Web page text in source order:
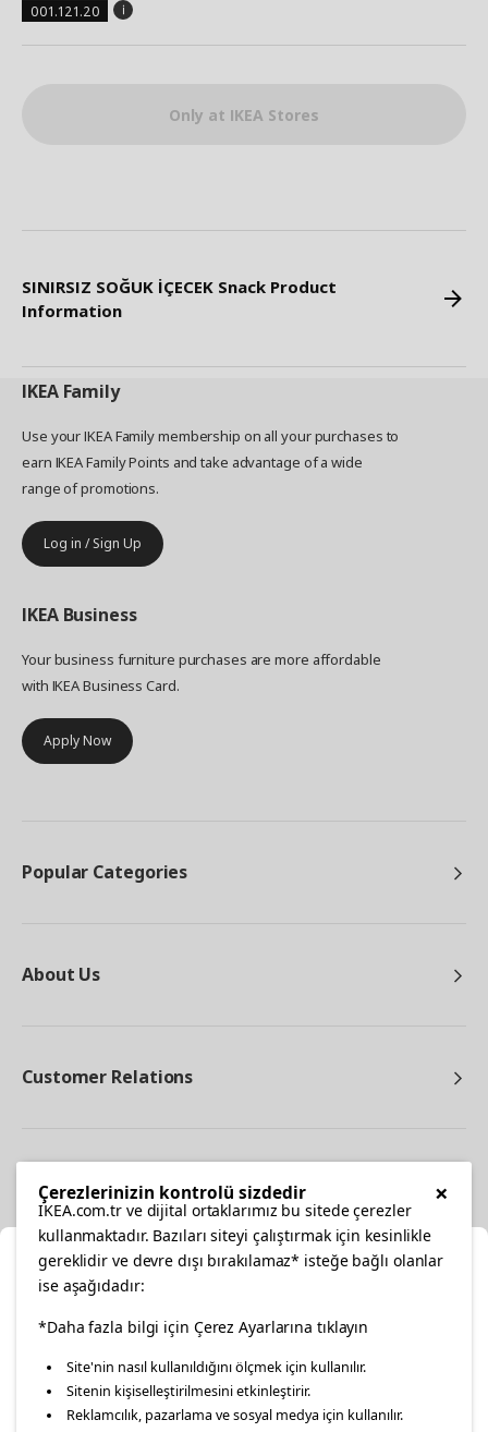
001.121.20
Only at IKEA Stores
SINIRSIZ SOĞUK İÇECEK Snack Product
Information
IKEA Family
Use your IKEA Family membership on all your purchases to
earn IKEA Family Points and take advantage of a wide
range of promotions.
Log in / Sign Up
IKEA Business
Your business furniture purchases are more affordable
with IKEA Business Card.
Apply Now
Popular Categories
About Us
Customer Relations
facebooktwitterinstagrampinterestyoutube
linkedin
Select Location
Please select to see the content specific to your delivery
location for your orders from Online Store.
×
Çerezlerinizin kontrolü sizdedir
IKEA.com.tr ve dijital ortaklarımız bu sitede çerezler
kullanmaktadır. Bazıları siteyi çalıştırmak için kesinlikle
gereklidir ve devre dışı bırakılamaz* isteğe bağlı olanlar
ise aşağıdadır:
*Daha fazla bilgi için Çerez Ayarlarına tıklayın
Site'nin nasıl kullanıldığını ölçmek için kullanılır.
Sitenin kişiselleştirilmesini etkinleştirir.
Reklamcılık, pazarlama ve sosyal medya için kullanılır.